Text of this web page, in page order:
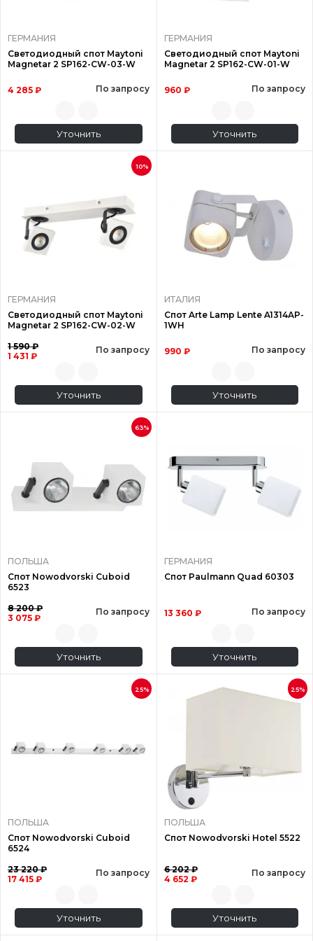
ГЕРМАНИЯ
Светодиодный спот Maytoni
Magnetar 2 SP162-CW-03-W
4 285 ₽ По запросу
Уточнить
ГЕРМАНИЯ
Светодиодный спот Maytoni
Magnetar 2 SP162-CW-01-W
960 ₽ По запросу
Уточнить
10%
ГЕРМАНИЯ
Светодиодный спот Maytoni
Magnetar 2 SP162-CW-02-W
1 590 ₽
1 431 ₽
По запросу
Уточнить
ИТАЛИЯ
Спот Arte Lamp Lente A1314AP-
1WH
990 ₽ По запросу
Уточнить
63%
ПОЛЬША
Спот Nowodvorski Cuboid
6523
8 200 ₽
3 075 ₽
По запросу
Уточнить
ГЕРМАНИЯ
Спот Paulmann Quad 60303
13 360 ₽ По запросу
Уточнить
25%
ПОЛЬША
Спот Nowodvorski Cuboid
6524
23 220 ₽
17 415 ₽
По запросу
Уточнить
25%
ПОЛЬША
Спот Nowodvorski Hotel 5522
6 202 ₽
4 652 ₽
По запросу
Уточнить